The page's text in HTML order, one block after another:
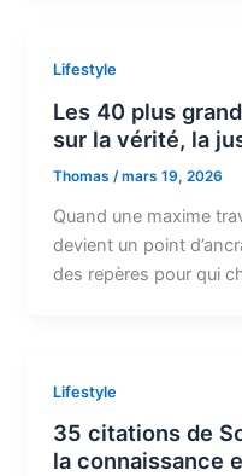
Lifestyle
Les 40 plus
sur la vérité, la
Thomas/mars 19, 2026
Quand une maxime
devient un point
des repères pour qui
Lifestyle
35 citations de
la connaissance